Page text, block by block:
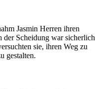
Jasmin Herren ihren
der Scheidung war sicherlich
sie, ihren Weg zu
gestalten.